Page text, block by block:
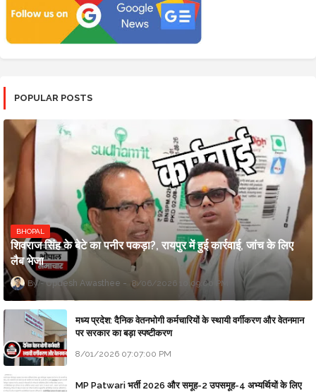
POPULAR POSTS
BHOPAL
शिवराज सिंह के बेटे का पनीर पकड़ा?, रायपुर में हुई कार्रवाई, जांच के लिए
लैब भेजा
Updesh Awasthee 8/06/2026 10:09:00 PM
मध्य प्रदेश: दैनिक वेतनभोगी कर्मचारियों के स्थायी वर्गीकरण और वेतनमान
पर सरकार का बड़ा स्पष्टीकरण
8/01/2026 07:07:00 PM
MP Patwari भर्ती 2026 और समूह-2 उपसमूह-4 अभ्यर्थियों के लिए